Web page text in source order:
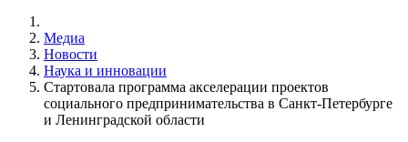
Медиа
Новости
Наука и инновации
Стартовала программа акселерации проектов
социального предпринимательства в Санкт-Петербурге
и Ленинградской области